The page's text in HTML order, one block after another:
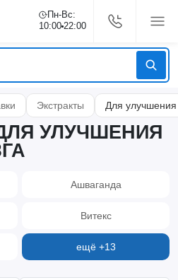
Пн-Вс:
10:00 22:00
Экстракты Для
УЛУЧШЕНИЯ
Ашваганда
Витекс
ещё +13